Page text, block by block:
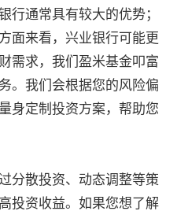
行通常具有较大的优势；
面来看，兴业银行可能更
需求，我们盈米基金叩富
。我们会根据您的风险偏
身定制投资方案，帮助您
分散投资、动态调整等策
投资收益。如果您想了解